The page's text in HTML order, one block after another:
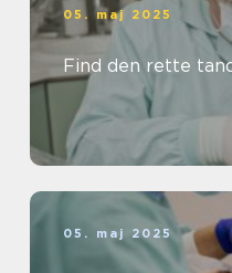
05. maj 2025
Find den rette
05. maj 2025